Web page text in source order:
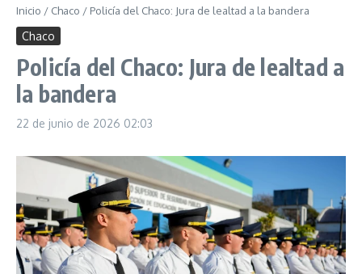
Inicio / Chaco / Policía del Chaco: Jura de lealtad a la bandera
Chaco
Policía del Chaco: Jura de lealtad a
la bandera
22 de junio de 2026 02:03